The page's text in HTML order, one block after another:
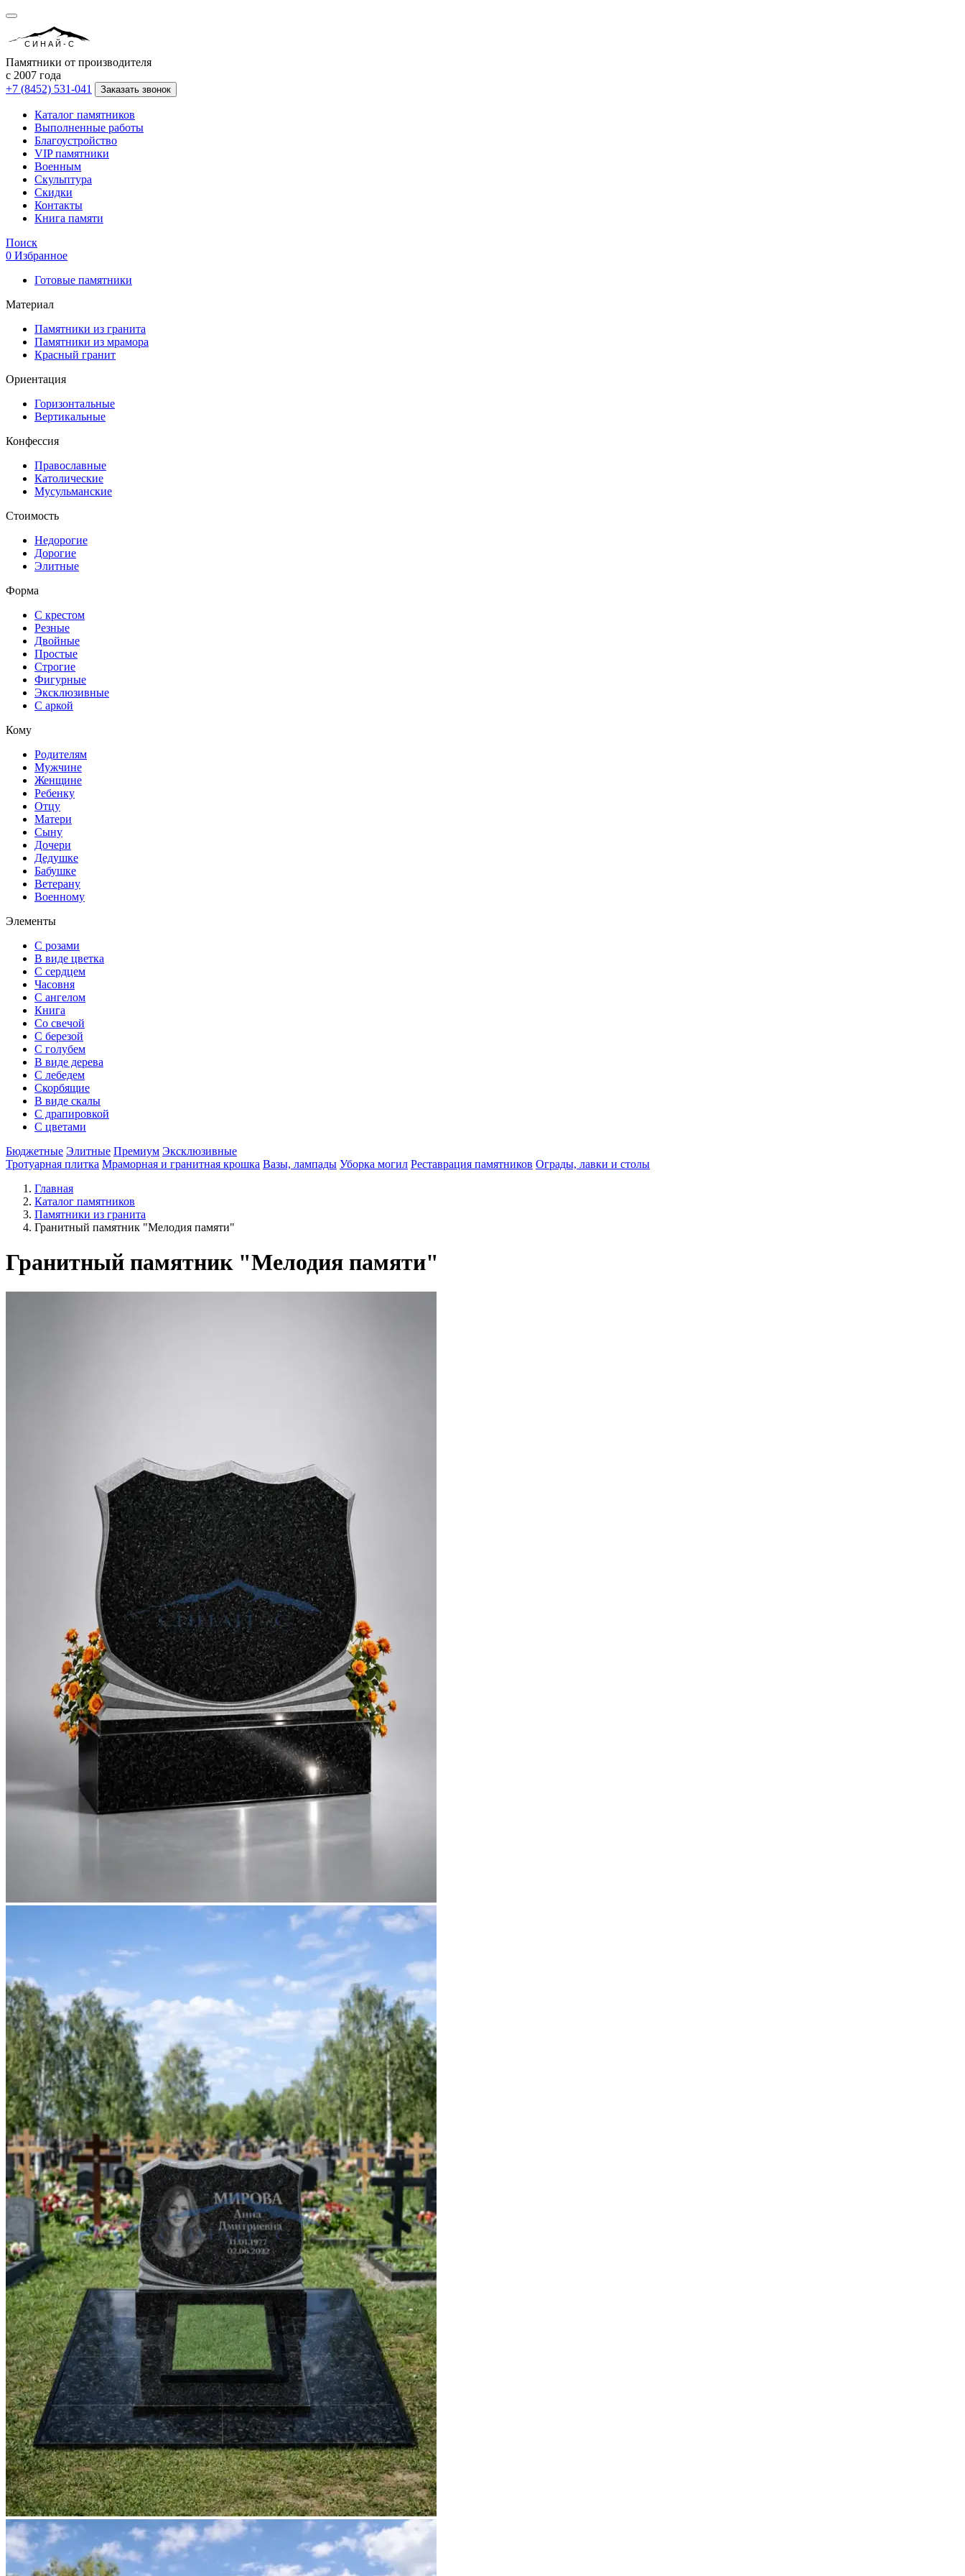
СИНАЙ-С
Памятники от производителя
с 2007 года
+7 (8452) 531-041
Заказать звонок
Каталог памятников
Выполненные работы
Благоустройство
VIP памятники
Военным
Скульптура
Скидки
Контакты
Книга памяти
Поиск
0 Избранное
Готовые памятники
Материал
Памятники из гранита
Памятники из мрамора
Красный гранит
Ориентация
Горизонтальные
Вертикальные
Конфессия
Православные
Католические
Мусульманские
Стоимость
Недорогие
Дорогие
Элитные
Форма
С крестом
Резные
Двойные
Простые
Строгие
Фигурные
Эксклюзивные
С аркой
Кому
Родителям
Мужчине
Женщине
Ребенку
Отцу
Матери
Сыну
Дочери
Дедушке
Бабушке
Ветерану
Военному
Элементы
С розами
В виде цветка
С сердцем
Часовня
С ангелом
Книга
Со свечой
С березой
С голубем
В виде дерева
С лебедем
Скорбящие
В виде скалы
С драпировкой
С цветами
Бюджетные Элитные Премиум Эксклюзивные
Тротуарная плитка Мраморная и гранитная крошка Вазы, лампады Уборка могил Реставрация памятников Ограды, лавки и столы
Главная
Каталог памятников
Памятники из гранита
Гранитный памятник "Мелодия памяти"
Гранитный памятник "Мелодия памяти"